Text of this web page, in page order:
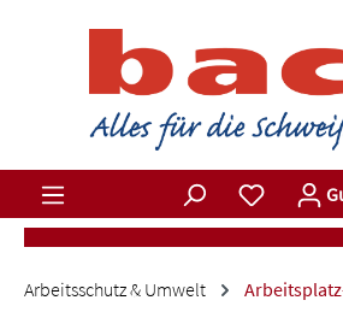
Zum Hauptinhalt springen
Du hast
Arbeitsschutz & Umwelt